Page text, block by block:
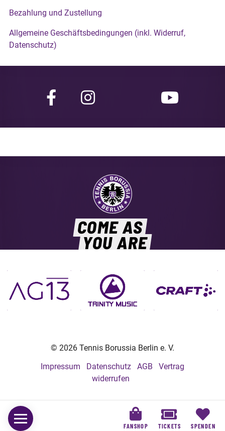
FANSHOP TICKETS SPENDEN
Bezahlung und Zustellung
Allgemeine Geschäftsbedingungen (inkl. Widerruf,
Datenschutz)
COME AS
YOU ARE
© 2026 Tennis Borussia Berlin e. V.
Impressum
Datenschutz AGB
Vertrag
widerrufen